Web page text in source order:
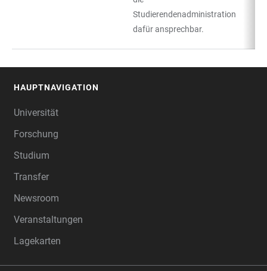
Studierendenadministration
dafür ansprechbar.
HAUPTNAVIGATION
Universität
Forschung
Studium
Transfer
Newsroom
Veranstaltungen
Lagekarten